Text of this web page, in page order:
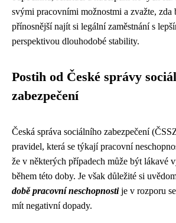
svými pracovními možnostmi a zvažte, zda
přínosnější najít si legální zaměstnání s
perspektivou dlouhodobé stability.
Postih od České správy
zabezpečení
Česká správa sociálního zabezpečení
pravidel, která se týkají pracovní
že v některých případech může být lákavé
během této doby. Je však důležité si
době pracovní neschopnostije v rozporu
mít negativní dopady.